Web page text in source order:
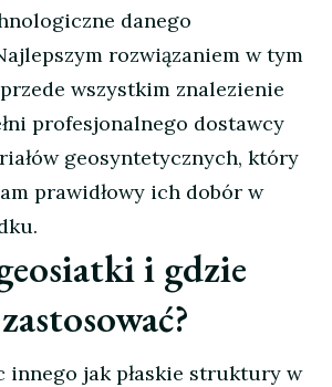
danego
rozwiązaniem w tym
wszystkim znalezienie
profesjonalnego dostawcy
geosyntetycznych, który
prawidłowy ich dobór w
i gdzie
innego jak płaskie struktury w